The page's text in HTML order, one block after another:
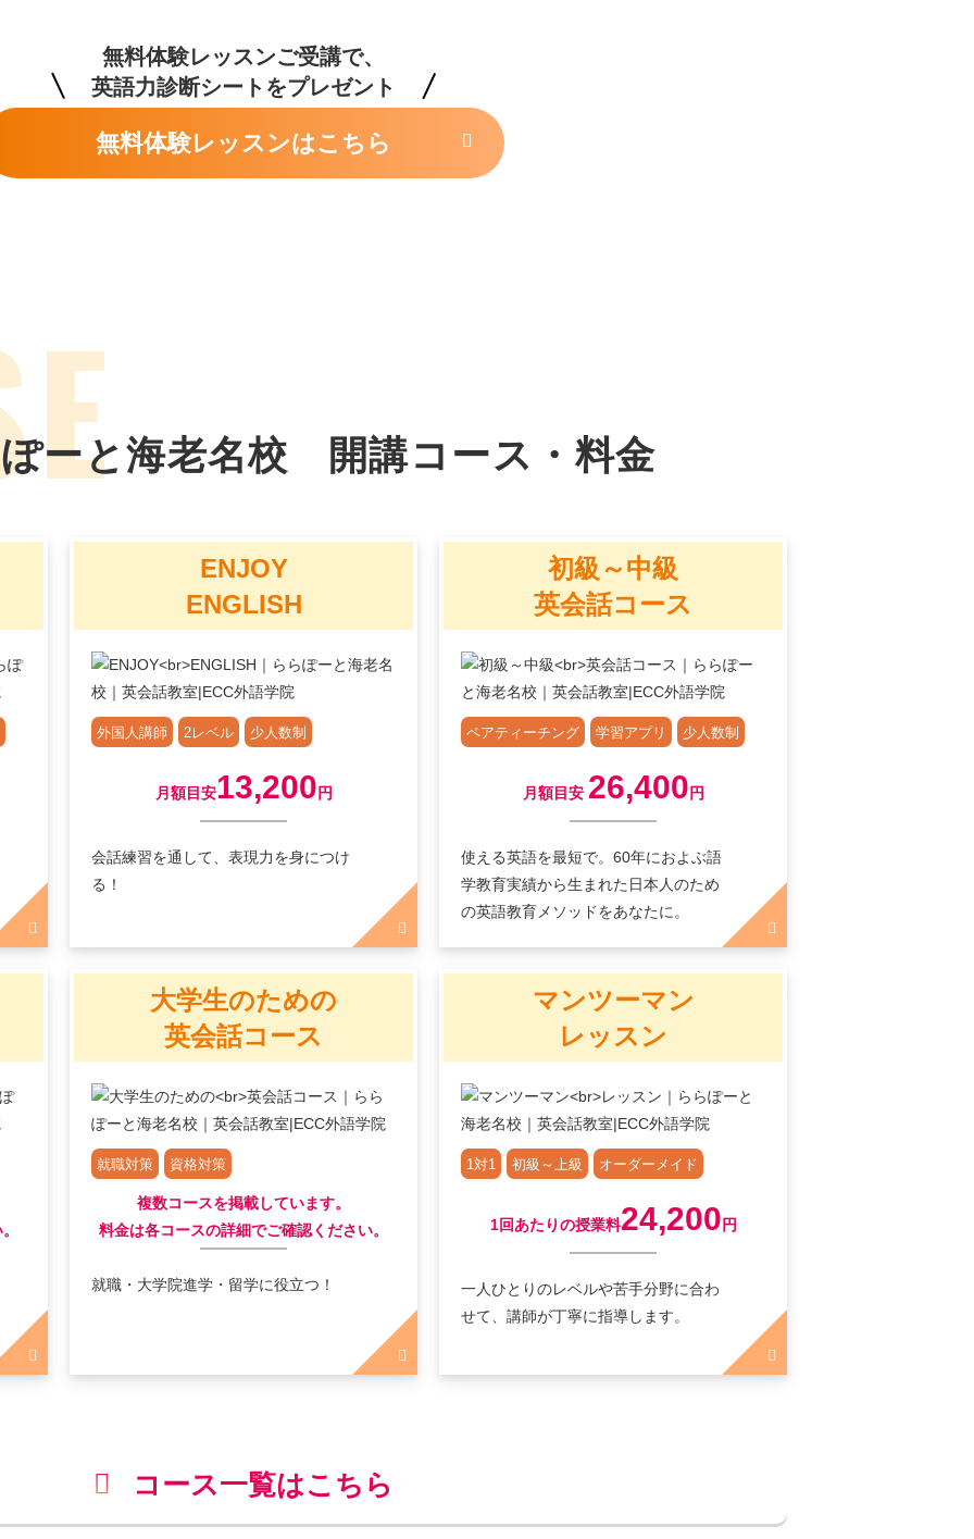
無料体験レッスンはこちら
ーと海老名校 開講コース・料金
ENJOY
ENGLISH
外国人講師 2レベル 少人数制
月額目安13,200 円
会話練習を通して、表現力を身につけ
る！
初級～中級
英会話コース
ペアティーチング 学習アプリ 少人数制
月額目安 26,400 円
使える英語を最短で。60年におよぶ語
学教育実績から生まれた日本人のため
の英語教育メソッドをあなたに。
大学生のための
英会話コース
就職対策 資格対策
複数コースを掲載しています。
料金は各コースの詳細でご確認ください。
就職・大学院進学・留学に役立つ！
マンツーマン
レッスン
1対1 初級～上級 オーダーメイド
1回あたりの授業料24,200 円
一人ひとりのレベルや苦手分野に合わ
せて、講師が丁寧に指導します。
コース一覧はこちら